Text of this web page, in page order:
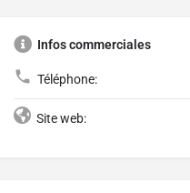
Infos commerciales
Téléphone:
Site web: